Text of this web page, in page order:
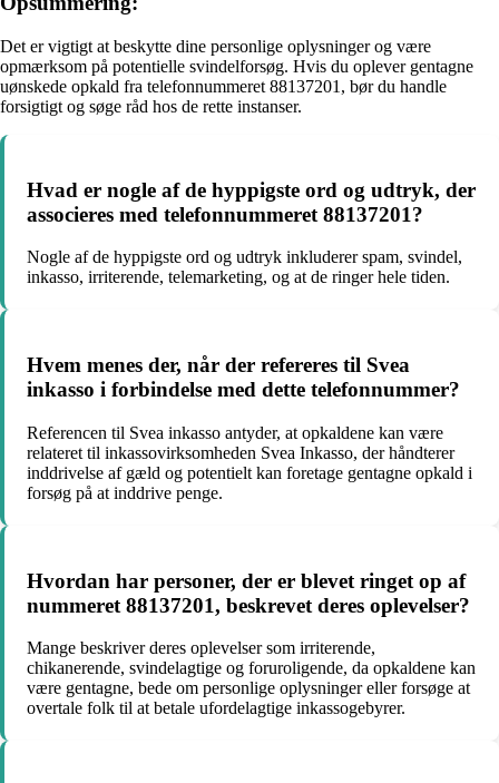
Det er vigtigt at beskytte dine personlige oplysninger og være
opmærksom på potentielle svindelforsøg. Hvis du oplever gentagne
uønskede opkald fra telefonnummeret 88137201, bør du handle
forsigtigt og søge råd hos de rette instanser.
Hvad er nogle af de hyppigste ord og udtryk, der
associeres med telefonnummeret 88137201?
Nogle af de hyppigste ord og udtryk inkluderer spam, svindel,
inkasso, irriterende, telemarketing, og at de ringer hele tiden.
Hvem menes der, når der refereres til Svea
inkasso i forbindelse med dette telefonnummer?
Referencen til Svea inkasso antyder, at opkaldene kan være
relateret til inkassovirksomheden Svea Inkasso, der håndterer
inddrivelse af gæld og potentielt kan foretage gentagne opkald i
forsøg på at inddrive penge.
Hvordan har personer, der er blevet ringet op af
nummeret 88137201, beskrevet deres oplevelser?
Mange beskriver deres oplevelser som irriterende,
chikanerende, svindelagtige og foruroligende, da opkaldene kan
være gentagne, bede om personlige oplysninger eller forsøge at
overtale folk til at betale ufordelagtige inkassogebyrer.